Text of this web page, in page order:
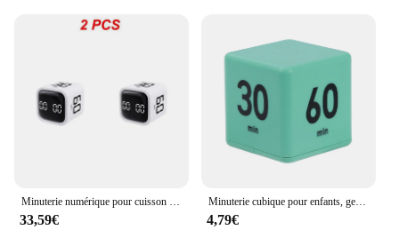
Design and Style: Modern, minimalist cube design
Usage and Purpose: Optimize time management and
Typical Adaptive Scenario: Office, home, school,
and remote work environments
Shape or Size or Weight or Quantity: Compact cube
Performance and Property: Accurate timekeeping,
Features:
|Wholesale|Vendors|
33,59€
Minuterie cubique pour enfants, gestion du temps, paramètres de compte à rebours avec capteur de gravité, minuterie rabattable, 2.6 pouces, apprentissage 15-20-30-60
4,79€